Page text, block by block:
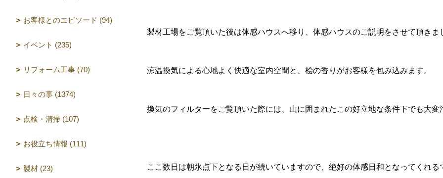
製材工場をご覧頂いた後は体感ハウスへ移り、体感ハウスのご説明をさせて頂きま
涼温換気による心地よく快適な室内空間と、桧の香りがお客様を包み込みます。
換気のフィルターをご覧頂いた際には、山に囲まれたこの好立地な条件下でも大
ここ数日は朝氷点下となる日が続いていますので、絶好の体感日和となってくれる
お客様とのエピソード (94)
イベント (235)
リフォーム工事 (70)
日々の事 (1374)
点検・清掃 (107)
お役立ち情報 (111)
製材 (23)